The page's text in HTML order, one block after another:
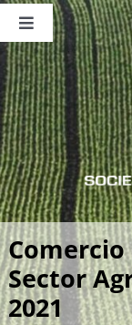
Saltar
contenido
Toggle
Navigation
Nosotros
Publicaciones
Sala de
Eventos
Sector
2021